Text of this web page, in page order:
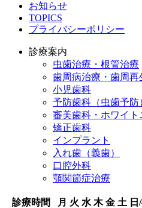
お知らせ
TOPICS
プライバシーポリシー
診療案内
虫歯治療・根管治療
歯周病治療・歯周再
小児歯科
予防歯科（虫歯予防
審美歯科・ホワイト
矯正歯科
インプラント
入れ歯（義歯）
口腔外科
顎関節症治療
診療時間 月 火 水 木 金 土 日